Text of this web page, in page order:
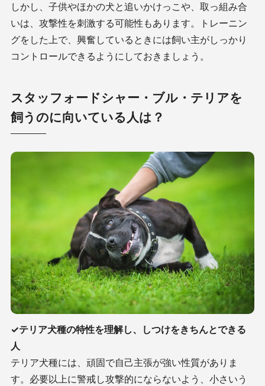
しかし、子供やほかの犬と追いかけっこや、取っ組み合
いは、攻撃性を刺激する可能性もあります。トレーニン
グをした上で、興奮しているときには飼い主がしっかり
コントロールできるようにしておきましょう。
スタッフォードシャー・ブル・テリアを
飼うのに向いている人は？
✓テリア犬種の特性を理解し、しつけをきちんとできる
人
テリア犬種には、頑固で自己主張が強い性質がありま
す。必要以上に警戒し攻撃的にならないよう、小さいう